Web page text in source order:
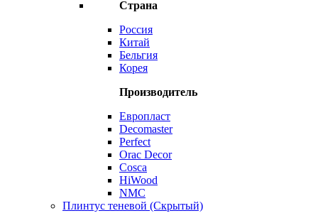
Страна
Россия
Китай
Бельгия
Корея
Производитель
Европласт
Decomaster
Perfect
Orac Decor
Cosca
HiWood
NMC
Плинтус теневой (Скрытый)